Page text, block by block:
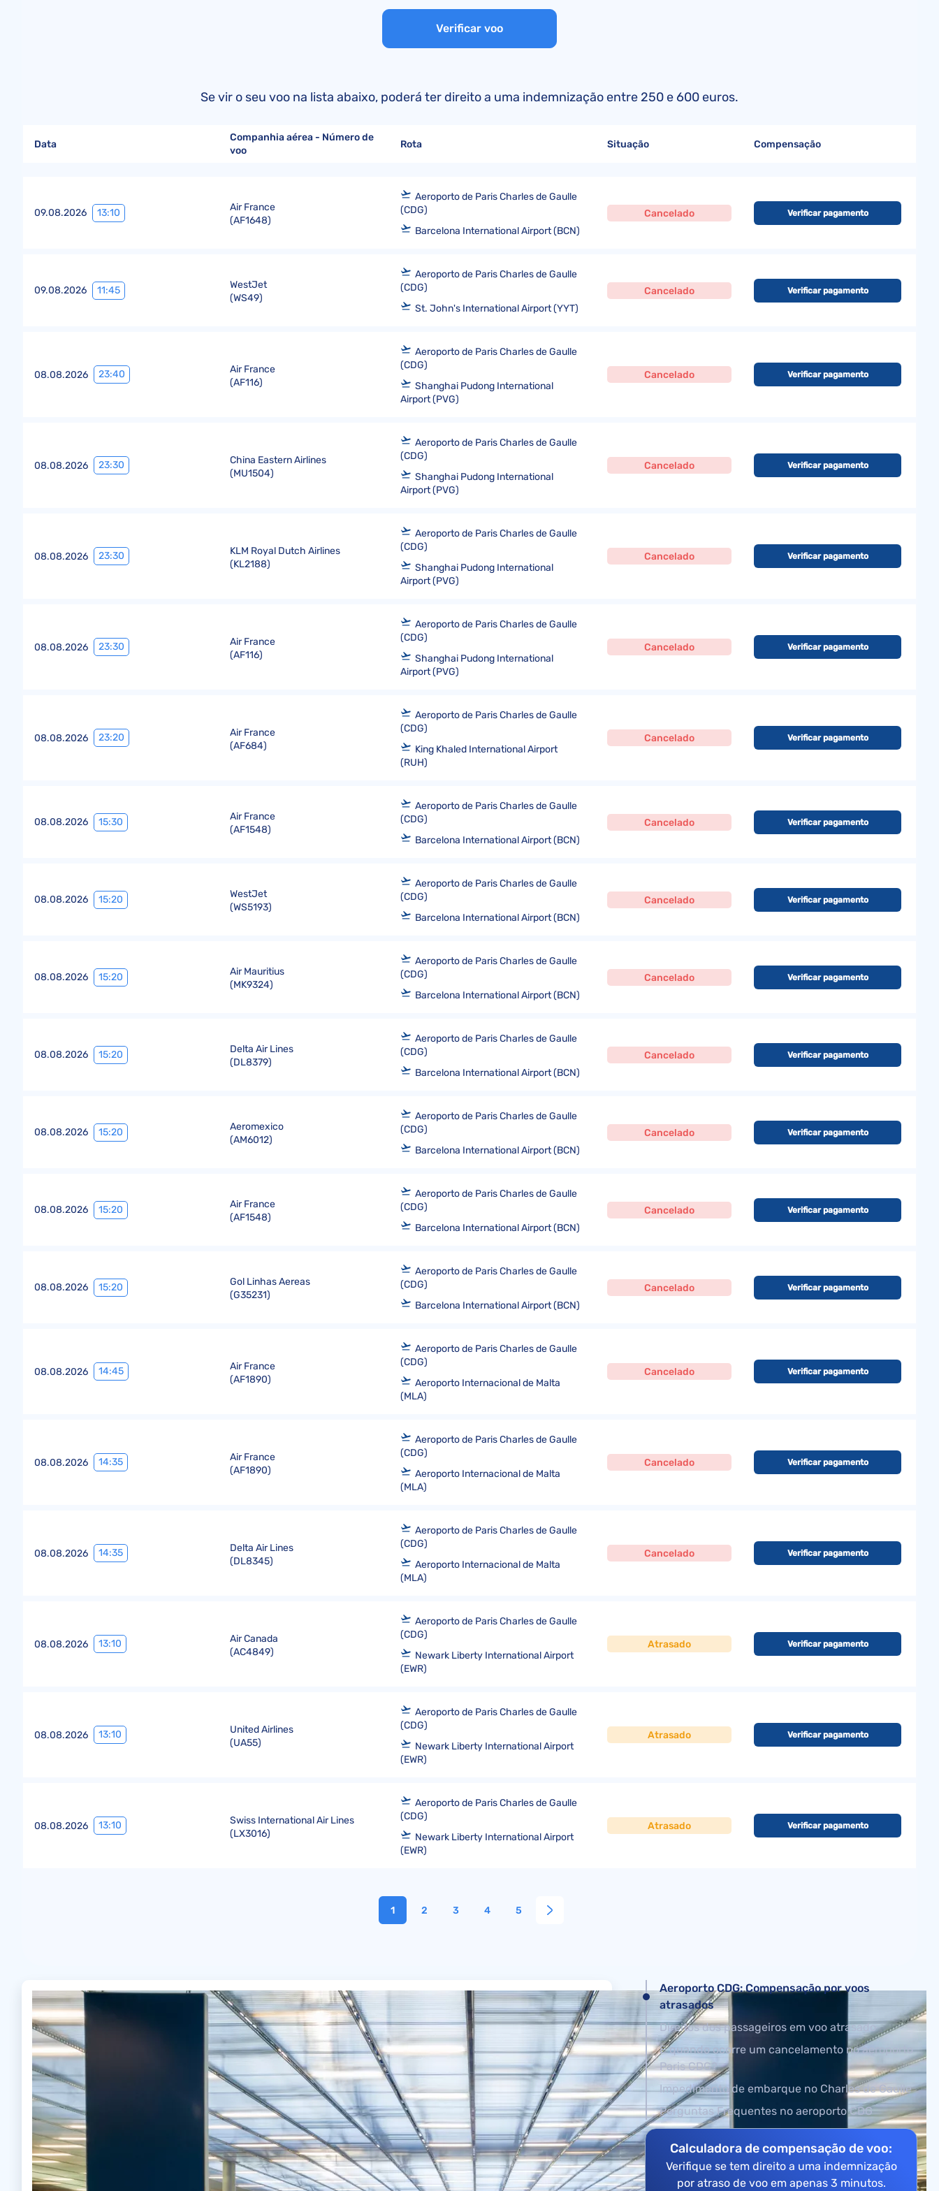
Air France reembolso
Reclamações da Iberia Airlines
Compensação EU261
Convenção de Montreal
Verificar voo
Se vir o seu voo na lista abaixo, poderá ter direito a uma indemnização entre 250 e 600 euros.
Data
Companhia aérea - Número de
voo
Rota Situação Compensação
09.08.2026 13:10
Air France
(AF1648)
Aeroporto de Paris Charles de Gaulle
(CDG)
Barcelona International Airport (BCN)
Cancelado Verificar pagamento
09.08.2026 11:45
WestJet
(WS49)
Aeroporto de Paris Charles de Gaulle
(CDG)
St. John's International Airport (YYT)
Cancelado Verificar pagamento
08.08.2026 23:40
Air France
(AF116)
Aeroporto de Paris Charles de Gaulle
(CDG)
Shanghai Pudong International
Airport (PVG)
Cancelado Verificar pagamento
08.08.2026 23:30
China Eastern Airlines
(MU1504)
Aeroporto de Paris Charles de Gaulle
(CDG)
Shanghai Pudong International
Airport (PVG)
Cancelado Verificar pagamento
08.08.2026 23:30
KLM Royal Dutch Airlines
(KL2188)
Aeroporto de Paris Charles de Gaulle
(CDG)
Shanghai Pudong International
Airport (PVG)
Cancelado Verificar pagamento
08.08.2026 23:30
Air France
(AF116)
Aeroporto de Paris Charles de Gaulle
(CDG)
Shanghai Pudong International
Airport (PVG)
Cancelado Verificar pagamento
08.08.2026 23:20
Air France
(AF684)
Aeroporto de Paris Charles de Gaulle
(CDG)
King Khaled International Airport
(RUH)
Cancelado Verificar pagamento
08.08.2026 15:30
Air France
(AF1548)
Aeroporto de Paris Charles de Gaulle
(CDG)
Barcelona International Airport (BCN)
Cancelado Verificar pagamento
08.08.2026 15:20
WestJet
(WS5193)
Aeroporto de Paris Charles de Gaulle
(CDG)
Barcelona International Airport (BCN)
Cancelado Verificar pagamento
08.08.2026 15:20
Air Mauritius
(MK9324)
Aeroporto de Paris Charles de Gaulle
(CDG)
Barcelona International Airport (BCN)
Cancelado Verificar pagamento
08.08.2026 15:20
Delta Air Lines
(DL8379)
Aeroporto de Paris Charles de Gaulle
(CDG)
Barcelona International Airport (BCN)
Cancelado Verificar pagamento
08.08.2026 15:20
Aeromexico
(AM6012)
Aeroporto de Paris Charles de Gaulle
(CDG)
Barcelona International Airport (BCN)
Cancelado Verificar pagamento
08.08.2026 15:20
Air France
(AF1548)
Aeroporto de Paris Charles de Gaulle
(CDG)
Barcelona International Airport (BCN)
Cancelado Verificar pagamento
08.08.2026 15:20
Gol Linhas Aereas
(G35231)
Aeroporto de Paris Charles de Gaulle
(CDG)
Barcelona International Airport (BCN)
Cancelado Verificar pagamento
08.08.2026 14:45
Air France
(AF1890)
Aeroporto de Paris Charles de Gaulle
(CDG)
Aeroporto Internacional de Malta
(MLA)
Cancelado Verificar pagamento
08.08.2026 14:35
Air France
(AF1890)
Aeroporto de Paris Charles de Gaulle
(CDG)
Aeroporto Internacional de Malta
(MLA)
Cancelado Verificar pagamento
08.08.2026 14:35
Delta Air Lines
(DL8345)
Aeroporto de Paris Charles de Gaulle
(CDG)
Aeroporto Internacional de Malta
(MLA)
Cancelado Verificar pagamento
08.08.2026 13:10
Air Canada
(AC4849)
Aeroporto de Paris Charles de Gaulle
(CDG)
Newark Liberty International Airport
(EWR)
Atrasado Verificar pagamento
08.08.2026 13:10
United Airlines
(UA55)
Aeroporto de Paris Charles de Gaulle
(CDG)
Newark Liberty International Airport
(EWR)
Atrasado Verificar pagamento
08.08.2026 13:10
Swiss International Air Lines
(LX3016)
Aeroporto de Paris Charles de Gaulle
(CDG)
Newark Liberty International Airport
(EWR)
Atrasado Verificar pagamento
1 2 3 4 5
Aeroporto CDG: Compensação por voos
atrasados
Direitos dos passageiros em voo atrasado
E quando ocorre um cancelamento no aeroporto
Paris CDG?
Impedimento de embarque no Charles de Gaulle
Perguntas Frequentes no aeroporto CDG
Calculadora de compensação de voo:
Verifique se tem direito a uma indemnização
por atraso de voo em apenas 3 minutos.